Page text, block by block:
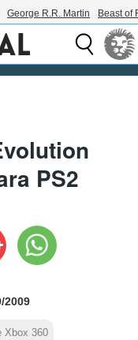
George R.R. Martin Beast of
PS2
2009
Xbox 360